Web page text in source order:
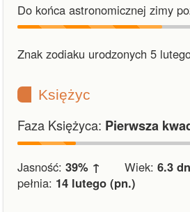
Do końca astronomicznej zimy
Znak zodiaku urodzonych 5
Księżyc
Faza Księżyca: Pierwsza
Jasność: 39% ↑ Wiek: 6.3
pełnia: 14 lutego (pn.)